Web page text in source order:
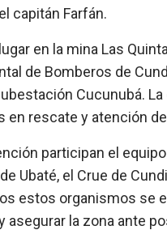
capitán Farfán.
en la mina Las
de Bomberos de
Cucunubá.
en rescate y atención
participan el
Ubaté, el Crue de
estos organismos se
asegurar la zona ante